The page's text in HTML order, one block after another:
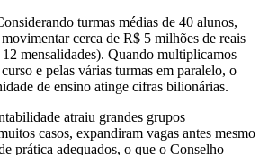
turmas médias de 40 alunos,
cerca de R$ 5 milhões de reais
mensalidades). Quando multiplicamos
e pelas várias turmas em paralelo, o
de ensino atinge cifras bilionárias.
atraiu grandes grupos
casos, expandiram vagas antes mesmo
prática adequados, o que o Conselho